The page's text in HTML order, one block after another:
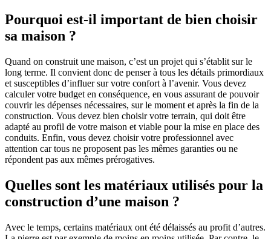
Pourquoi est-il important de bien choisir
sa maison ?
Quand on construit une maison, c’est un projet qui s’établit sur le
long terme. Il convient donc de penser à tous les détails primordiaux
et susceptibles d’influer sur votre confort à l’avenir. Vous devez
calculer votre budget en conséquence, en vous assurant de pouvoir
couvrir les dépenses nécessaires, sur le moment et après la fin de la
construction. Vous devez bien choisir votre terrain, qui doit être
adapté au profil de votre maison et viable pour la mise en place des
conduits. Enfin, vous devez choisir votre professionnel avec
attention car tous ne proposent pas les mêmes garanties ou ne
répondent pas aux mêmes prérogatives.
Quelles sont les matériaux utilisés pour la
construction d’une maison ?
Avec le temps, certains matériaux ont été délaissés au profit d’autres.